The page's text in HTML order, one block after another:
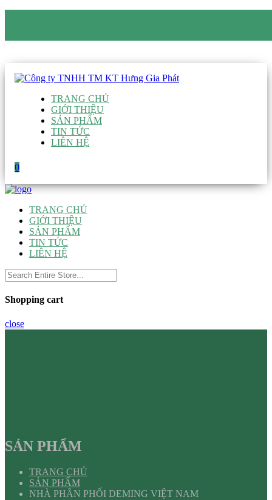
TRANG CHỦ
GIỚI THIỆU
SẢN PHẨM
TIN TỨC
LIÊN HỆ
0
TRANG CHỦ
GIỚI THIỆU
SẢN PHẨM
TIN TỨC
LIÊN HỆ
Shopping cart
close
SẢN PHẨM
TRANG CHỦ
SẢN PHẨM
NHÀ PHÂN PHỐI DEMING VIỆT NAM